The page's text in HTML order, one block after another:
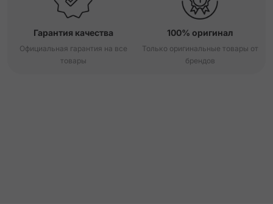
Гарантия качества
Официальная гарантия на все
товары
100% оригинал
Только оригинальные товары от
брендов